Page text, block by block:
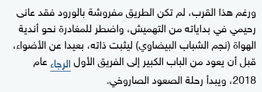
ورغم هذا القرب، لم تكن الطريق مفروشة بالورود فقد عانى
رحيمي في بداياته من التهميش، واضطر للمغادرة نحو أندية
الهواة (نجم الشباب البيضاوي) ليثبت ذاته، بعيدا عن الأضواء،
قبل أن يعود من الباب الكبير إلى الفريق الأولالرجاء عام
2018، ويبدأ رحلة الصعود الصاروخي.